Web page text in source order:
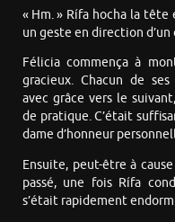
« Hm. » Rífa hocha la
un geste en direction
Félicia commença à
gracieux. Chacun de
avec grâce vers le
de pratique. C’était
dame d’honneur
Ensuite, peut-être à
passé, une fois Rífa
s’était rapidement